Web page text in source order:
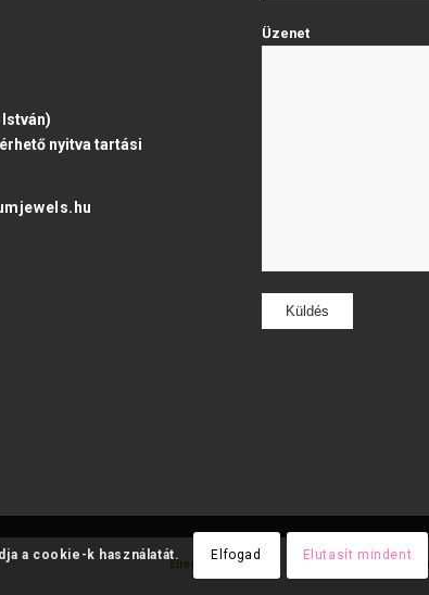
nyitva tartási
Üzenet
Eljegyzési gyűrű
a cookie-k használatát. Elfogad Elutasít mindent